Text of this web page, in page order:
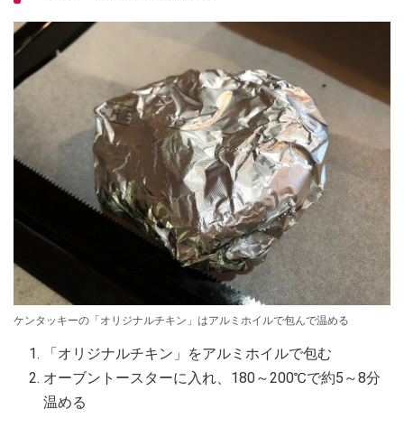
ケンタッキーの「オリジナルチキン」はアルミホイルで包んで温める
「オリジナルチキン」をアルミホイルで包む
オーブントースターに入れ、180～200℃で約5～8分
温める